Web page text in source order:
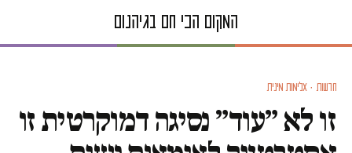
חדשות · אלימות מינית
זו לא ״עוד״ נסיגה דמוקרטית זו